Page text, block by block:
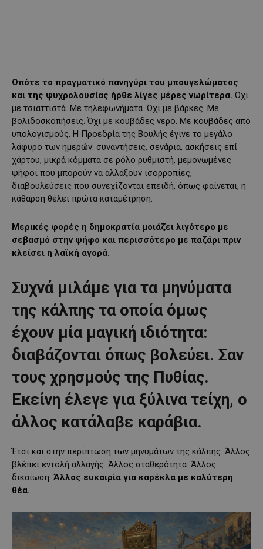
Οπότε το πραγματικό πανηγύρι του μπουγελώματος
και της ψυχρολουσίας ήρθε λίγες μέρες νωρίτερα. Όχι
με τσιαττιστά. Με τηλεφωνήματα. Όχι με βάρκες. Με
βολιδοσκοπήσεις. Όχι με κουβάδες νερό. Με κουβάδες από
υπολογισμούς. Η Προεδρία της Βουλής έγινε το μεγάλο
λάφυρο των ημερών: συναντήσεις, σενάρια, ασκήσεις επί
χάρτου, μικρά κόμματα σε ρόλο ρυθμιστή, μεμονωμένες
ψήφοι που μπορούν να αλλάξουν ισορροπίες,
διαβουλεύσεις που συνεχίζονται επειδή, όπως φαίνεται, η
κάθαρση θέλει πρώτα καταμέτρηση.
Μερικές φορές η δημοκρατία μοιάζει λιγότερο με
σεβασμό στην ψήφο και περισσότερο με παζάρι πριν
κλείσει η λαϊκή αγορά.
Συχνά μιλάμε για τα μηνύματα
της κάλπης τα οποία όμως
έχουν μία μαγική ιδιότητα:
διαβάζονται όπως βολεύει. Σαν
τους χρησμούς της Πυθίας.
Εκείνη έλεγε για ξύλινα τείχη, ο
άλλος κατάλαβε καράβια.
Έτσι και στην περίπτωση των μηνυμάτων της κάλπης: Άλλος
βλέπει εντολή αλλαγής. Άλλος σταθερότητα. Άλλος
δικαίωση. Άλλος ευκαιρία για καρέκλα με καλύτερη
θέα.